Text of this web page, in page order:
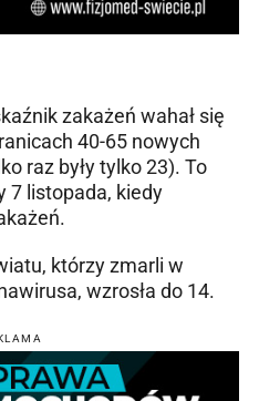
zakażeń wahał się
40-65 nowych
raz były tylko 23). To
7 listopada, kiedy
którzy zmarli w
wzrosła do 14.